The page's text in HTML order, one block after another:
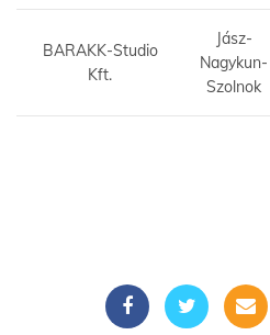
BARAKK-Studio
Kft.
Jász-
Nagykun-
Szolnok